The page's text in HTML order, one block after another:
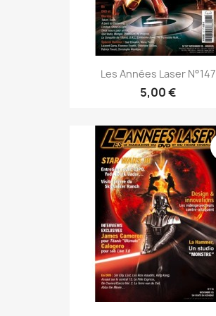
Les Années Laser N°147
5,00 €